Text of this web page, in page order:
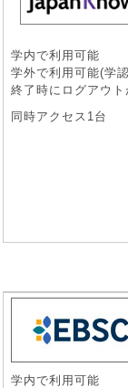
学内で利用可能
学外で利用可能(学
終了時にログアウ
同時アクセス1台
学内で利用可能